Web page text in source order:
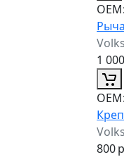
ОЕМ:
1 000
ОЕМ:
800